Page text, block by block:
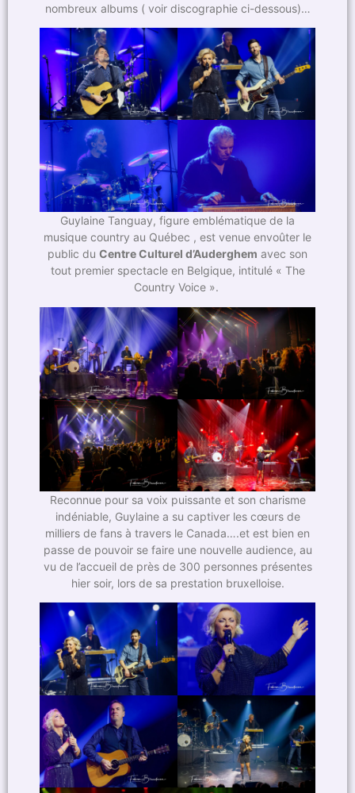
nombreux albums ( voir discographie ci-dessous)…
Guylaine Tanguay, figure emblématique de la
musique country au Québec , est venue envoûter le
public du Centre Culturel d’Auderghem avec son
tout premier spectacle en Belgique, intitulé « The
Country Voice ».
Reconnue pour sa voix puissante et son charisme
indéniable, Guylaine a su captiver les cœurs de
milliers de fans à travers le Canada….et est bien en
passe de pouvoir se faire une nouvelle audience, au
vu de l’accueil de près de 300 personnes présentes
hier soir, lors de sa prestation bruxelloise.